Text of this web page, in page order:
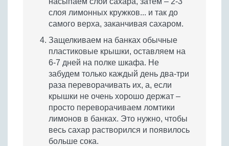
слоя лимонных кружков... и так до
самого верха, заканчивая сахаром.
Защелкиваем на банках обычные
пластиковые крышки, оставляем на
6-7 дней на полке шкафа. Не
забудем только каждый день два-три
раза переворачивать их, а, если
крышки не очень хорошо держат –
просто переворачиваем ломтики
лимонов в банках. Это нужно, чтобы
весь сахар растворился и появилось
больше сока.